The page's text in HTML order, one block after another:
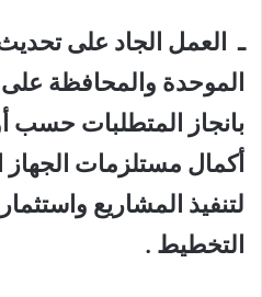
ـ العمل الجاد على تحديث
الموحدة والمحافظة على
بانجاز المتطلبات حسب
أكمال مستلزمات الجهاز
لتنفيذ المشاريع
التخطيط .